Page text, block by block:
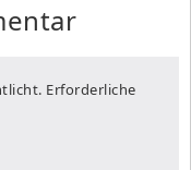
Erforderliche